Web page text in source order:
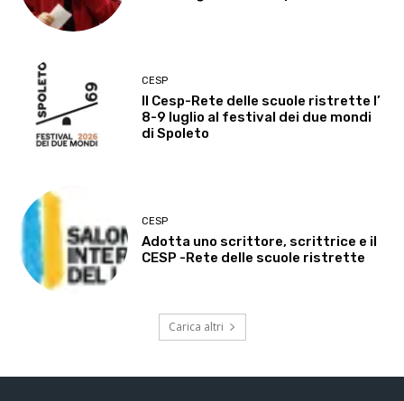
CESP
Il Cesp-Rete delle scuole ristrette l’
8-9 luglio al festival dei due mondi
di Spoleto
CESP
Adotta uno scrittore, scrittrice e il
CESP -Rete delle scuole ristrette
Carica altri